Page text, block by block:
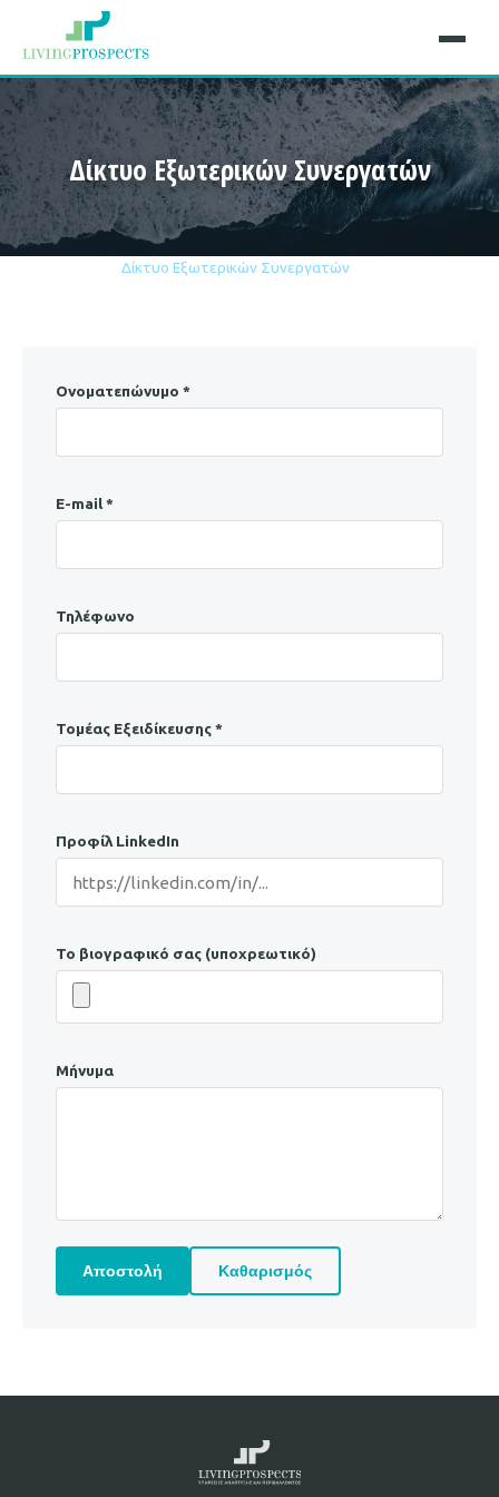
Δίκτυο Εξωτερικών Συνεργατών
Δίκτυο Εξωτερικών Συνεργατών
Ονοματεπώνυμο *
E-mail *
Τηλέφωνο
Τομέας Εξειδίκευσης *
Προφίλ LinkedIn
Το βιογραφικό σας (υποχρεωτικό)
Μήνυμα
Αποστολή Καθαρισμός